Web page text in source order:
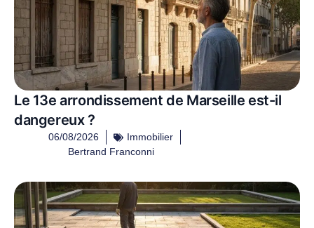
Le 13e arrondissement de Marseille est-il
dangereux ?
06/08/2026
Immobilier
Bertrand Franconni